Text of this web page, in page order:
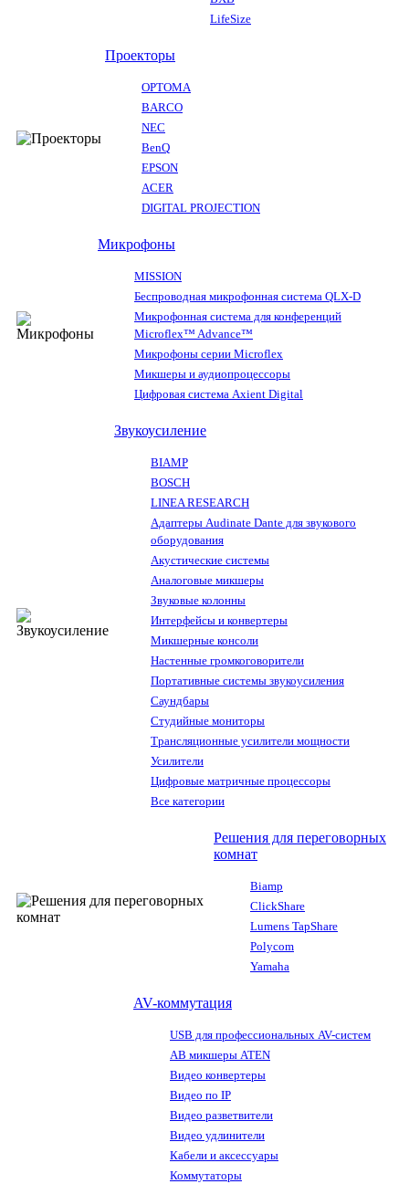
LifeSize
Проекторы
OPTOMA
BARCO
NEC
BenQ
EPSON
ACER
DIGITAL PROJECTION
Микрофоны
MISSION
Беспроводная микрофонная система QLX-D
Микрофонная система для конференций
Microflex™ Advance™
Микрофоны серии Microflex
Микшеры и аудиопроцессоры
Цифровая система Axient Digital
Звукоусиление
BIAMP
BOSCH
LINEA RESEARCH
Адаптеры Audinate Dante для звукового
оборудования
Акустические системы
Аналоговые микшеры
Звуковые колонны
Интерфейсы и конвертеры
Микшерные консоли
Настенные громкоговорители
Портативные системы звукоусиления
Саундбары
Студийные мониторы
Трансляционные усилители мощности
Усилители
Цифровые матричные процессоры
Все категории
Решения для переговорных
комнат
Biamp
ClickShare
Lumens TapShare
Polycom
Yamaha
AV-коммутация
USB для профессиональных AV-систем
АВ микшеры ATEN
Видео конвертеры
Видео по IP
Видео разветвители
Видео удлинители
Кабели и аксессуары
Коммутаторы